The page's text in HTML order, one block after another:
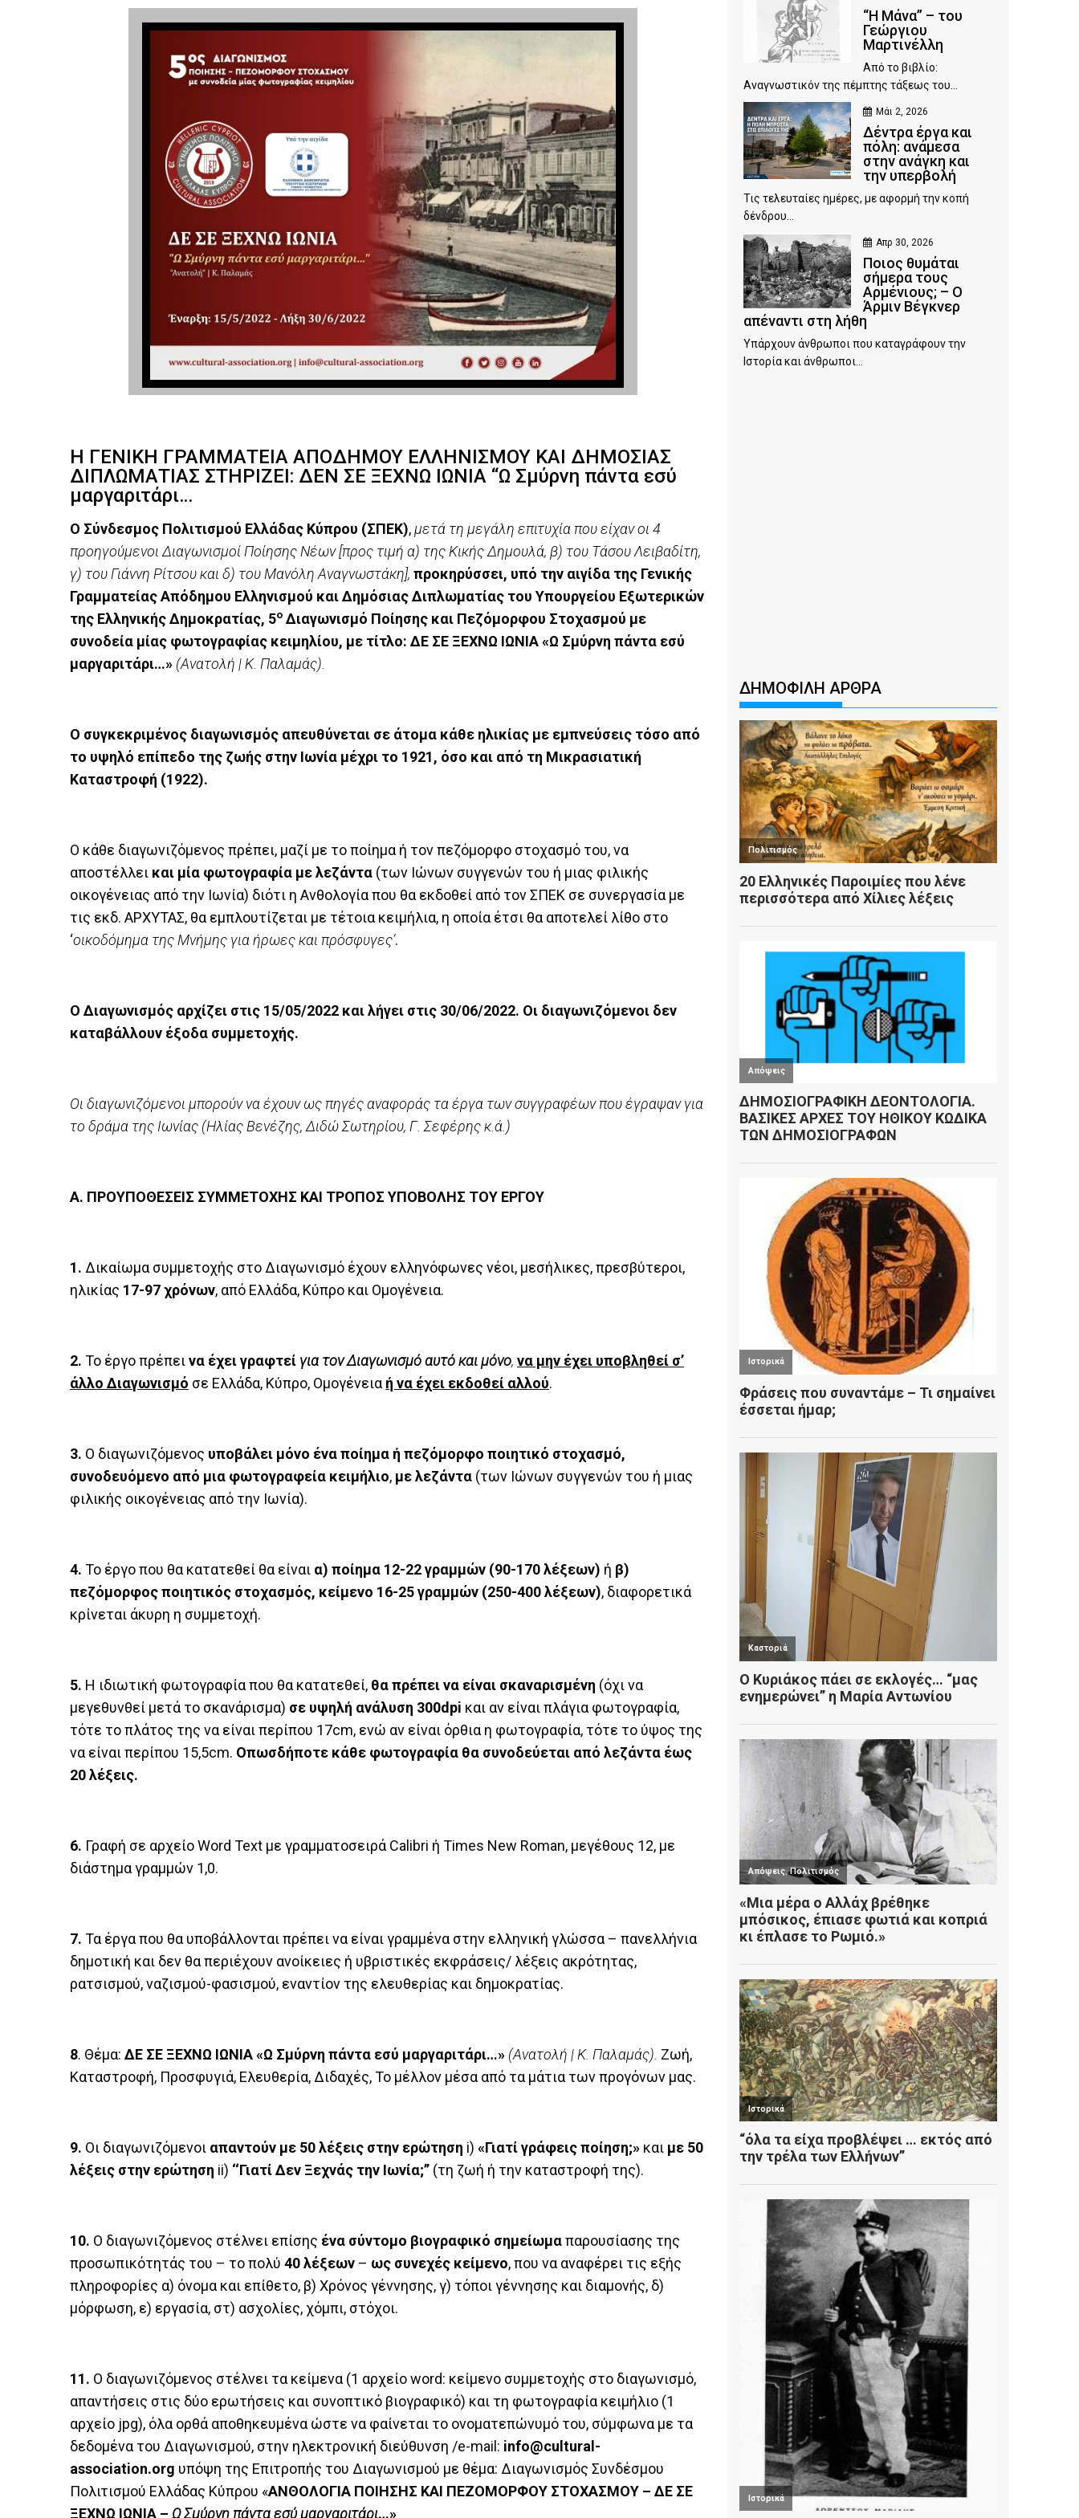
Η ΓΕΝΙΚΗ ΓΡΑΜΜΑΤΕΙΑ ΑΠΟΔΗΜΟΥ ΕΛΛΗΝΙΣΜΟΥ ΚΑΙ ΔΗΜΟΣΙΑΣ
ΔΙΠΛΩΜΑΤΙΑΣ ΣΤΗΡΙΖΕΙ: ΔΕΝ ΣΕ ΞΕΧΝΩ ΙΩΝΙΑ “Ω Σμύρνη πάντα εσύ
μαργαριτάρι…
Ο Σύνδεσμος Πολιτισμού Ελλάδας Κύπρου (ΣΠΕΚ),μετά τη μεγάλη επιτυχία που είχαν οι 4
προηγούμενοι Διαγωνισμοί Ποίησης Νέων [προς τιμή α) της Κικής Δημουλά, β) του Τάσου Λειβαδίτη,
γ) του Γιάννη Ρίτσου και δ) του Μανόλη Αναγνωστάκη], προκηρύσσει, υπό την αιγίδα της Γενικής
Γραμματείας Απόδημου Ελληνισμού και Δημόσιας Διπλωματίας του Υπουργείου Εξωτερικών
της Ελληνικής Δημοκρατίας, 5ο Διαγωνισμό Ποίησης και Πεζόμορφου Στοχασμού με
συνοδεία μίας φωτογραφίας κειμηλίου, με τίτλο: ΔΕ ΣΕ ΞΕΧΝΩ ΙΩΝΙΑ «Ω Σμύρνη πάντα εσύ
μαργαριτάρι…» (Ανατολή | Κ. Παλαμάς).
Ο συγκεκριμένος διαγωνισμός απευθύνεται σε άτομα κάθε ηλικίας με εμπνεύσεις τόσο από
το υψηλό επίπεδο της ζωής στην Ιωνία μέχρι το 1921, όσο και από τη Μικρασιατική
Καταστροφή (1922).
Ο κάθε διαγωνιζόμενος πρέπει, μαζί με το ποίημα ή τον πεζόμορφο στοχασμό του, να
αποστέλλει και μία φωτογραφία με λεζάντα (των Ιώνων συγγενών του ή μιας φιλικής
οικογένειας από την Ιωνία) διότι η Ανθολογία που θα εκδοθεί από τον ΣΠΕΚ σε συνεργασία με
τις εκδ. ΑΡΧΥΤΑΣ, θα εμπλουτίζεται με τέτοια κειμήλια, η οποία έτσι θα αποτελεί λίθο στο
‘οικοδόμημα της Μνήμης για ήρωες και πρόσφυγες’.
Ο Διαγωνισμός αρχίζει στις 15/05/2022 και λήγει στις 30/06/2022. Οι διαγωνιζόμενοι δεν
καταβάλλουν έξοδα συμμετοχής.
Οι διαγωνιζόμενοι μπορούν να έχουν ως πηγές αναφοράς τα έργα των συγγραφέων που έγραψαν για
το δράμα της Ιωνίας (Ηλίας Βενέζης, Διδώ Σωτηρίου, Γ. Σεφέρης κ.ά.)
Α. ΠΡΟΥΠΟΘΕΣΕΙΣ ΣΥΜΜΕΤΟΧΗΣ ΚΑΙ ΤΡΟΠΟΣ ΥΠΟΒΟΛΗΣ ΤΟΥ ΕΡΓΟΥ
1. Δικαίωμα συμμετοχής στο Διαγωνισμό έχουν ελληνόφωνες νέοι, μεσήλικες, πρεσβύτεροι,
ηλικίας 17-97 χρόνων, από Ελλάδα, Κύπρο και Ομογένεια.
2. Το έργο πρέπεινα έχει γραφτεί για τον Διαγωνισμό αυτό και μόνο, να μην έχει υποβληθεί σ’
άλλο Διαγωνισμό σε Ελλάδα, Κύπρο, Ομογένεια ή να έχει εκδοθεί αλλού.
3. Ο διαγωνιζόμενος υποβάλει μόνο ένα ποίημα ή πεζόμορφο ποιητικό στοχασμό,
συνοδευόμενο από μια φωτογραφεία κειμήλιο, με λεζάντα (των Ιώνων συγγενών του ή μιας
φιλικής οικογένειας από την Ιωνία).
4. Το έργο που θα κατατεθεί θα είναι α) ποίημα 12-22 γραμμών (90-170 λέξεων) ή β)
πεζόμορφος ποιητικός στοχασμός, κείμενο 16-25 γραμμών (250-400 λέξεων), διαφορετικά
κρίνεται άκυρη η συμμετοχή.
5. Η ιδιωτική φωτογραφία που θα κατατεθεί, θα πρέπει να είναι σκαναρισμένη (όχι να
μεγεθυνθεί μετά το σκανάρισμα) σε υψηλή ανάλυση 300dpi και αν είναι πλάγια φωτογραφία,
τότε το πλάτος της να είναι περίπου 17cm, ενώ αν είναι όρθια η φωτογραφία, τότε το ύψος της
να είναι περίπου 15,5cm. Οπωσδήποτε κάθε φωτογραφία θα συνοδεύεται από λεζάντα έως
20 λέξεις.
6. Γραφή σε αρχείο Word Text με γραμματοσειρά Calibri ή Times New Roman, μεγέθους 12, με
διάστημα γραμμών 1,0.
7. Τα έργα που θα υποβάλλονται πρέπει να είναι γραμμένα στην ελληνική γλώσσα – πανελλήνια
δημοτική και δεν θα περιέχουν ανοίκειες ή υβριστικές εκφράσεις/ λέξεις ακρότητας,
ρατσισμού, ναζισμού-φασισμού, εναντίον της ελευθερίας και δημοκρατίας.
8. Θέμα: ΔΕ ΣΕ ΞΕΧΝΩ ΙΩΝΙΑ«Ω Σμύρνη πάντα εσύ μαργαριτάρι…» (Ανατολή | Κ. Παλαμάς). Ζωή,
Καταστροφή, Προσφυγιά, Ελευθερία, Διδαχές, Το μέλλον μέσα από τα μάτια των προγόνων μας.
9. Οι διαγωνιζόμενοι απαντούν με 50 λέξεις στην ερώτηση i) «Γιατί γράφεις ποίηση;» και με 50
λέξεις στην ερώτηση ii) ‘‘Γιατί Δεν Ξεχνάς την Ιωνία;’’ (τη ζωή ή την καταστροφή της).
10. Ο διαγωνιζόμενος στέλνει επίσης ένα σύντομο βιογραφικό σημείωμαπαρουσίασης της
προσωπικότητάς του – το πολύ 40 λέξεων – ως συνεχές κείμενο, που να αναφέρει τις εξής
πληροφορίες α) όνομα και επίθετο, β) Χρόνος γέννησης, γ) τόποι γέννησης και διαμονής, δ)
μόρφωση, ε) εργασία, στ) ασχολίες, χόμπι, στόχοι.
11. Ο διαγωνιζόμενος στέλνει τα κείμενα (1 αρχείο word: κείμενο συμμετοχής στο διαγωνισμό,
απαντήσεις στις δύο ερωτήσεις και συνοπτικό βιογραφικό) και τη φωτογραφία κειμήλιο (1
αρχείο jpg), όλα ορθά αποθηκευμένα ώστε να φαίνεται το ονοματεπώνυμό του, σύμφωνα με τα
δεδομένα του Διαγωνισμού, στην ηλεκτρονική διεύθυνση /e-mail: info@cultural-
association.org υπόψη της Επιτροπής του Διαγωνισμού με θέμα: Διαγωνισμός Συνδέσμου
Πολιτισμού Ελλάδας Κύπρου «ΑΝΘΟΛΟΓΙΑ ΠΟΙΗΣΗΣ ΚΑΙ ΠΕΖΟΜΟΡΦΟΥ ΣΤΟΧΑΣΜΟΥ – ΔΕ ΣΕ
ΞΕΧΝΩ ΙΩΝΙΑ – Ω Σμύρνη πάντα εσύ μαργαριτάρι…»
“Η Μάνα” – του
Γεώργιου
Μαρτινέλλη
Από το βιβλίο:
Αναγνωστικόν της πέμπτης τάξεως του...
Μάι 2, 2026
Δέντρα έργα και
πόλη: ανάμεσα
στην ανάγκη και
την υπερβολή
Τις τελευταίες ημέρες, με αφορμή την κοπή
δένδρου...
Απρ 30, 2026
Ποιος θυμάται
σήμερα τους
Αρμένιους; – Ο
Άρμιν Βέγκνερ
απέναντι στη λήθη
Υπάρχουν άνθρωποι που καταγράφουν την
Ιστορία και άνθρωποι...
ΔΗΜΟΦΙΛΗ ΑΡΘΡΑ